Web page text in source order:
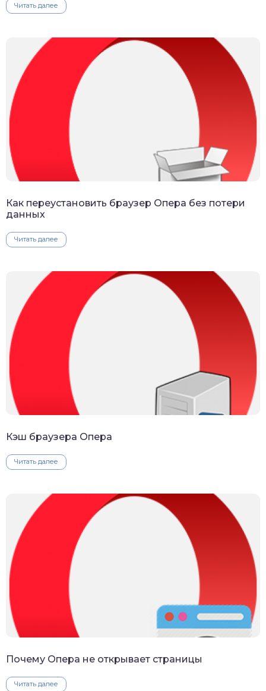
Читать далее
Как переустановить браузер Опера без потери
данных
Читать далее
Кэш браузера Опера
Читать далее
Почему Опера не открывает страницы
Читать далее